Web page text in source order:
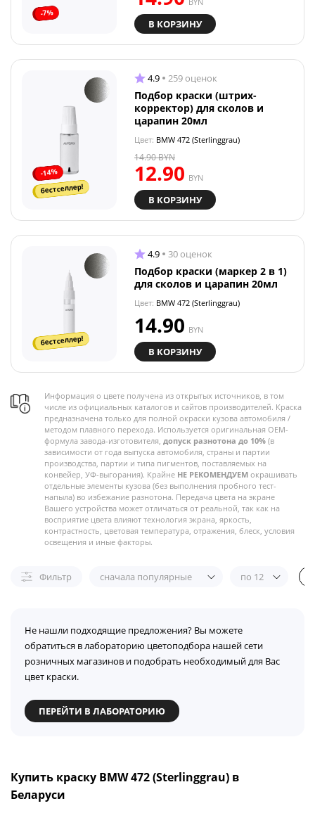
-7%
В КОРЗИНУ
-14%
бестселлер!
4.9 259 оценок
Подбор краски (штрих-
корректор) для сколов и
царапин 20мл
Цвет: BMW 472 (Sterlinggrau)
12.90 BYN
14.90BYN
В КОРЗИНУ
бестселлер!
4.9 30 оценок
Подбор краски (маркер 2 в 1)
для сколов и царапин 20мл
Цвет: BMW 472 (Sterlinggrau)
14.90 BYN
В КОРЗИНУ
Информация о цвете получена из открытых источников, в том
числе из официальных каталогов и сайтов производителей. Краска
предназначена только для полной окраски кузова автомобиля /
методом плавного перехода. Используется оригинальная OEM-
формула завода-изготовителя, допуск разнотона до 10% (в
зависимости от года выпуска автомобиля, страны и партии
производства, партии и типа пигментов, поставляемых на
конвейер, УФ-выгорания). Крайне НЕ РЕКОМЕНДУЕМ окрашивать
отдельные элементы кузова (без выполнения пробного тест-
напыла) во избежание разнотона. Передача цвета на экране
Вашего устройства может отличаться от реальной, так как на
восприятие цвета влияют технология экрана, яркость,
контрастность, цветовая температура, отражения, блеск, условия
освещения и иные факторы.
Фильтр сначала популярные по 12
Не нашли подходящие предложения? Вы можете
обратиться в лабораторию цветоподбора нашей сети
розничных магазинов и подобрать необходимый для Вас
цвет краски.
ПЕРЕЙТИ В ЛАБОРАТОРИЮ
Купить краску BMW 472 (Sterlinggrau) в
Беларуси